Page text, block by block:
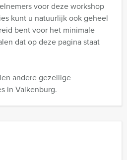
voor deze workshop
kunt u natuurlijk ook geheel
bent voor het minimale
dat op deze pagina staat
andere gezellige
in Valkenburg.